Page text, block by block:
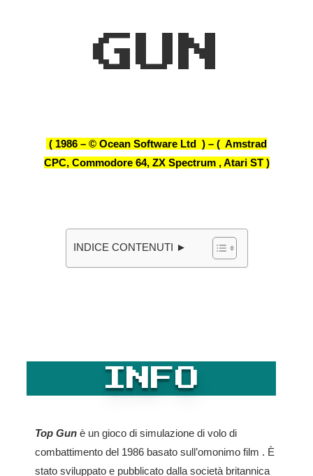
GUN
( 1986 – © Ocean Software Ltd ) – ( Amstrad
CPC, Commodore 64, ZX Spectrum , Atari ST )
INDICE CONTENUTI ►
INFO
Top Gun è un gioco di simulazione di volo di
combattimento del 1986 basato sull’omonimo film . È
stato sviluppato e pubblicato dalla società britannica